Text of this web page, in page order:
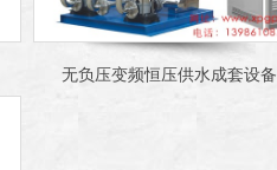
无负压变频恒压供水成套设备